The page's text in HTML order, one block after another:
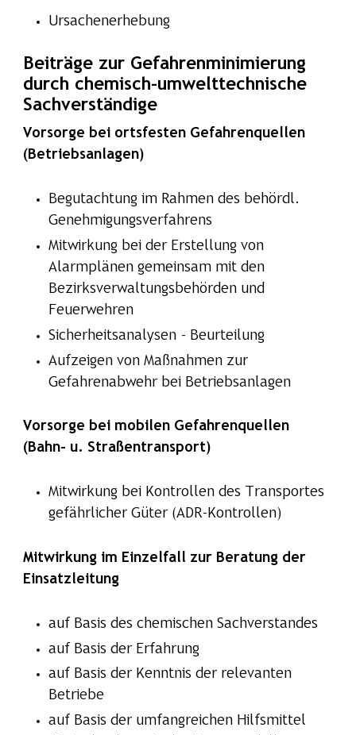
Ursachenerhebung
Beiträge zur Gefahrenminimierung
durch chemisch-umwelttechnische
Sachverständige
Vorsorge bei ortsfesten Gefahrenquellen
(Betriebsanlagen)
Begutachtung im Rahmen des behördl.
Genehmigungsverfahrens
Mitwirkung bei der Erstellung von
Alarmplänen gemeinsam mit den
Bezirksverwaltungsbehörden und
Feuerwehren
Sicherheitsanalysen - Beurteilung
Aufzeigen von Maßnahmen zur
Gefahrenabwehr bei Betriebsanlagen
Vorsorge bei mobilen Gefahrenquellen
(Bahn- u. Straßentransport)
Mitwirkung bei Kontrollen des Transportes
gefährlicher Güter (ADR-Kontrollen)
Mitwirkung im Einzelfall zur Beratung der
Einsatzleitung
auf Basis des chemischen Sachverstandes
auf Basis der Erfahrung
auf Basis der Kenntnis der relevanten
Betriebe
auf Basis der umfangreichen Hilfsmittel